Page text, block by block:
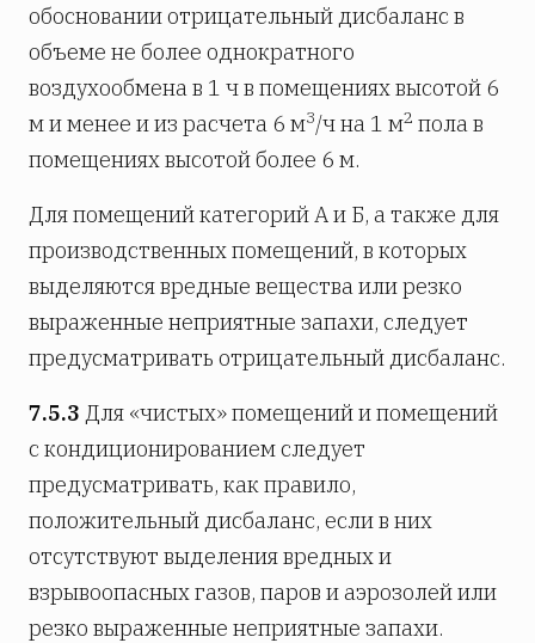
обосновании отрицательный дисбаланс в
объеме не более однократного
воздухообмена в 1 ч в помещениях высотой 6
м и менее и из расчета 6 м3/ч на 1 м2 пола в
помещениях высотой более 6 м.
Для помещений категорий А и Б, а также для
производственных помещений, в которых
выделяются вредные вещества или резко
выраженные неприятные запахи, следует
предусматривать отрицательный дисбаланс.
7.5.3 Для «чистых» помещений и помещений
с кондиционированием следует
предусматривать, как правило,
положительный дисбаланс, если в них
отсутствуют выделения вредных и
взрывоопасных газов, паров и аэрозолей или
резко выраженные неприятные запахи.